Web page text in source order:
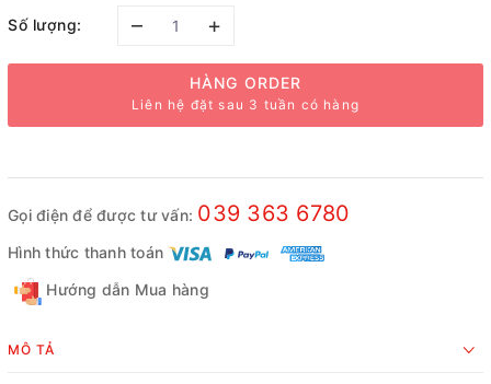
Số lượng: – +
HÀNG ORDER
Liên hệ đặt sau 3 tuần có hàng
Gọi điện để được tư vấn: 039 363 6780
Hình thức thanh toán
Hướng dẫn Mua hàng
MÔ TẢ